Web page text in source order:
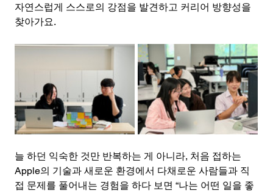
자연스럽게 스스로의 강점을 발견하고 커리어 방향성을
찾아가요.
늘 하던 익숙한 것만 반복하는 게 아니라, 처음 접하는
Apple의 기술과 새로운 환경에서 다채로운 사람들과 직
접 문제를 풀어내는 경험을 하다 보면 “나는 어떤 일을 좋